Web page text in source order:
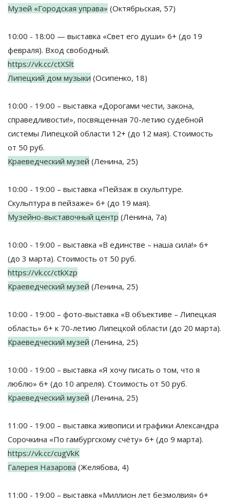
Музей «Городская управа» (Октябрьская, 57)
10:00 - 18:00 — выставка «Свет его души» 6+ (до 19
февраля). Вход свободный.
https://vk.cc/ctXSlt
Липецкий дом музыки (Осипенко, 18)
10:00 - 19:00 – выставка «Дорогами чести, закона,
справедливости!», посвященная 70-летию судебной
системы Липецкой области 12+ (до 12 мая). Стоимость
от 50 руб.
Краеведческий музей (Ленина, 25)
10:00 - 19:00 – выставка «Пейзаж в скульптуре.
Скульптура в пейзаже» 6+ (до 19 мая).
Музейно-выставочный центр (Ленина, 7а)
10:00 - 19:00 – выставка «В единстве – наша сила!» 6+
(до 3 марта). Стоимость от 50 руб.
https://vk.cc/ctkXzp
Краеведческий музей (Ленина, 25)
10:00 - 19:00 – фото-выставка «В объективе – Липецкая
область» 6+ к 70-летию Липецкой области (до 20 марта).
Краеведческий музей (Ленина, 25)
10:00 - 19:00 – выставка «Я хочу писать о том, что я
люблю» 6+ (до 10 апреля). Стоимость от 50 руб.
Краеведческий музей (Ленина, 25)
11:00 - 19:00 – выставка живописи и графики Александра
Сорочкина «По гамбургскому счёту» 6+ (до 9 марта).
https://vk.cc/cugVkK
Галерея Назарова (Желябова, 4)
11:00 - 19:00 – выставка «Миллион лет безмолвия» 6+